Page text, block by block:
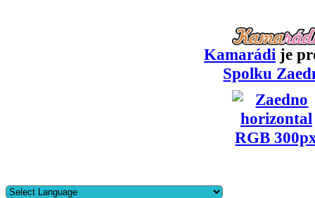
Kamarádi je
Spolku